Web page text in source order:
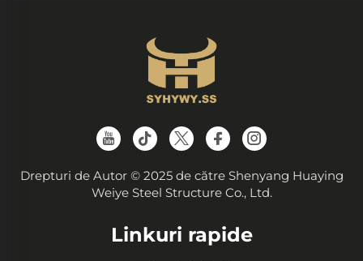
Drepturi de Autor © 2025 de către Shenyang Huaying
Weiye Steel Structure Co., Ltd.
Linkuri rapide